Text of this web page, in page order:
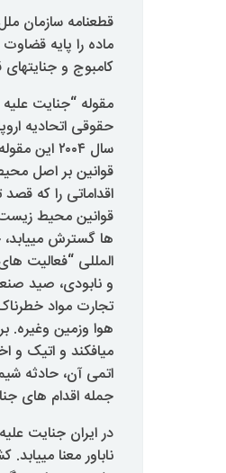
ماده را پایه
کامبوج و
حقوقی اتحادیه
سال ۲۰۰۴
قوانین بر اصل
اقداماتی را که
قوانین محیط
ها گسترش
المللی “فعالیت
و نابودی، صید
تجارت مواد
هوا وزمین وغیره.
میافکند و اتیک و
اتمی آن، حادثه
جمله اقدام های
در ایران جنایت
ناباور معنا